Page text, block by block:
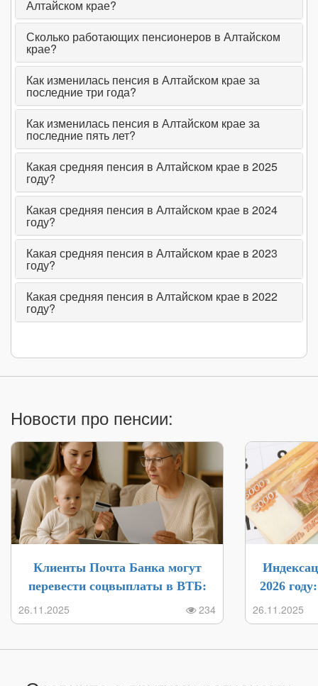
февраль 2023
13 867₽↑ (+1.1% | +151₽) 18 452₽↓ (-
январь 2023
13 716₽ ↑ (+2.35% | +315₽)
2022 (среднее)
(0% | 0₽)
декабрь 2022
13 401₽↑ (+2.51% | +328₽)
ноябрь 2022
13 073₽↑ (+1.59% | +205₽) 17 700₽
октябрь 2022
12 868₽↑ (+0.61% | +78₽) 17 711₽↓ (-
сентябрь 2022
август 2022
12 754₽↑ (+1.08% | +136₽) 17 713₽
июль 2022
12 618₽↑ (+0.66% | +83₽) 17 719₽↓ (-
июнь 2022
12 535₽↑ (+0.86% | +107₽) 17 728₽
май 2022
12 428₽↑ (+0.48% | +59₽) 16 130₽↓ (-
апрель 2022
февраль 2022
12 294₽↑ (+0.01% | +1₽) 16 073₽↓ (-
Алтайском крае?
Сколько работающих пенсионеров в Алтайском
крае?
Как изменилась пенсия в Алтайском крае за
последние три года?
Как изменилась пенсия в Алтайском крае за
последние пять лет?
Какая средняя пенсия в Алтайском крае в 2025
году?
Какая средняя пенсия в Алтайском крае в 2024
году?
Какая средняя пенсия в Алтайском крае в 2023
году?
Какая средняя пенсия в Алтайском крае в 2022
году?
Новости про пенсии:
Клиенты Почта Банка могут
перевести соцвыплаты в ВТБ:
инструкция и бонусы в 2025 году
26.11.2025 234
2026
26.11.2025